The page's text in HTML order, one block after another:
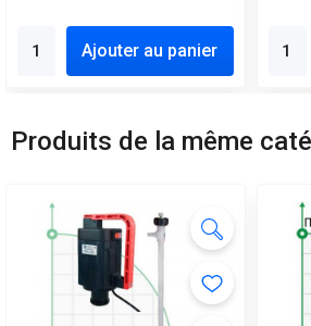
Ajouter au panier
Produits de la même